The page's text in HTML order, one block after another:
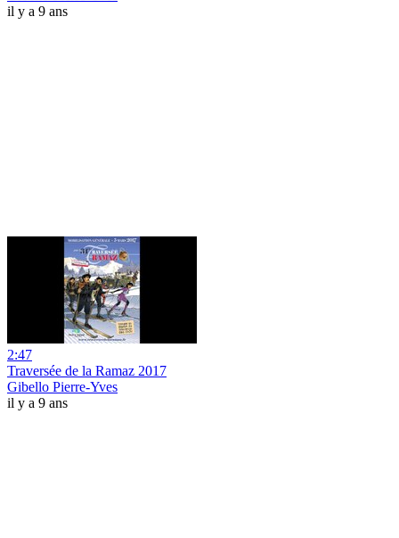
il y a 9 ans
2:47
Traversée de la Ramaz 2017
Gibello Pierre-Yves
il y a 9 ans